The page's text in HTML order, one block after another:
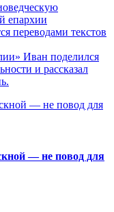
епархии
переводами текстов
Иван поделился
и рассказал
— не повод для